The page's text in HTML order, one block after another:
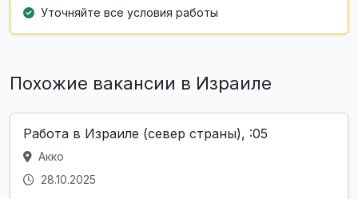
Уточняйте все условия работы
Похожие вакансии в Израиле
Работа в Израиле (север страны), :05
Акко
28.10.2025